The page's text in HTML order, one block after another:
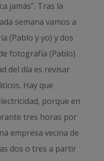
jamás”. Tras la
semana vamos a
(Pablo y yo) y dos
fotografía (Pablo).
del día es revisar
Hay que
porque en
tres horas por
empresa vecina de
dos o tres a partir